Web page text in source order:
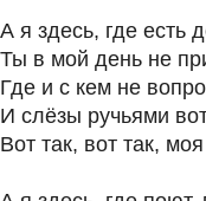
А я здесь, где есть
Ты в мой день не
Где и с кем не
И слёзы ручьями
Вот так, вот так,